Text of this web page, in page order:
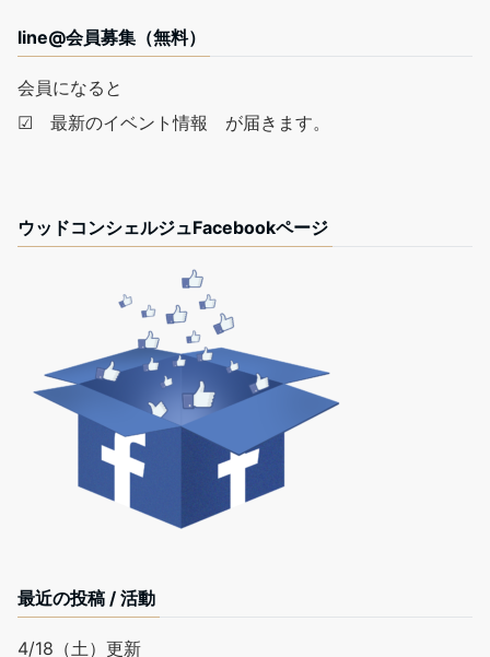
line@会員募集（無料）
会員になると
☑ 最新のイベント情報 が届きます。
ウッドコンシェルジュFacebookページ
最近の投稿 / 活動
4/18（土）更新